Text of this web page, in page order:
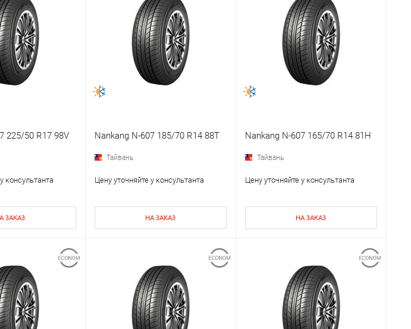
225/50 R17 98V
консультанта
ЗАКАЗ
Nankang N-607 185/70 R14 88T
Тайвань
Цену уточняйте у консультанта
НА ЗАКАЗ
Nankang N-607 165/70 R14 81H
Тайвань
Цену уточняйте у консультанта
НА ЗАКАЗ